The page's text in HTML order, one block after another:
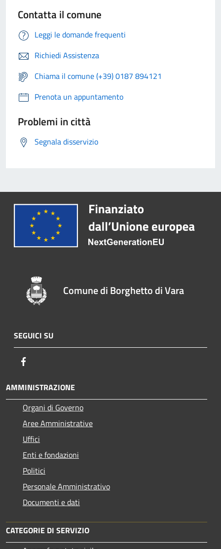
Contatta il comune
Leggi le domande frequenti
Richiedi Assistenza
Chiama il comune (+39) 0187 894121
Prenota un appuntamento
Problemi in città
Segnala disservizio
Comune di Borghetto di Vara
SEGUICI SU
AMMINISTRAZIONE
Organi di Governo
Aree Amministrative
Uffici
Enti e fondazioni
Politici
Personale Amministrativo
Documenti e dati
CATEGORIE DI SERVIZIO